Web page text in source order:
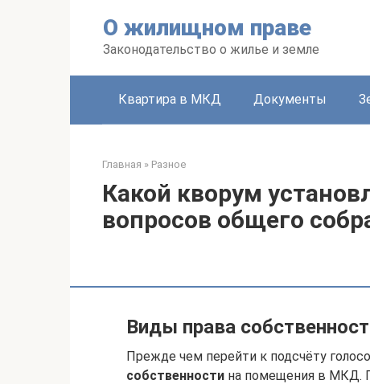
О жилищном праве
Законодательство о жилье и земле
Квартира в МКД Документы
Главная » Разное
Какой кворум
вопросов общего
Виды права
Прежде чем перейти к подсчёту
собственности на помещения в МКД.